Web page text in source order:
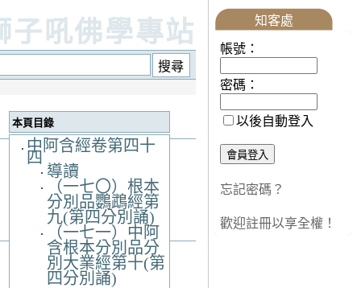
子吼佛學專站
本頁目錄
中阿含經卷第四十
四
導讀
（一七〇）根本
分別品鸚鵡經第
九(第四分別誦)
（一七一）中阿
含根本分別品分
別大業經第十(第
四分別誦)
知客處
帳號：
密碼：
以後自動登入
忘記密碼？
歡迎註冊以享全權！